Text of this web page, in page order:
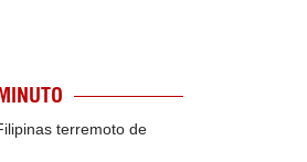
terremoto de